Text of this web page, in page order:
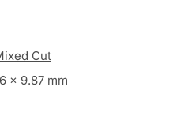
Cut
x 9.87 mm